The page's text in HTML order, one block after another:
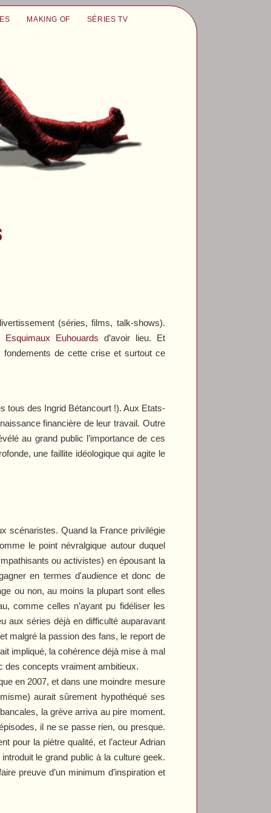
MAKING OF SÉRIES TV
(séries, films, talk-shows).
Euhouards d’avoir lieu. Et
de cette crise et surtout ce
tous des Ingrid Bétancourt !). Aux Etats-
financière de leur travail. Outre
au grand public l’importance de ces
une faillite idéologique qui agite le
scénaristes. Quand la France privilégie
le point névralgique autour duquel
ou activistes) en épousant la
en termes d'audience et donc de
ou non, au moins la plupart sont elles
comme celles n’ayant pu fidéliser les
aux séries déjà en difficulté auparavant
malgré la passion des fans, le report de
impliqué, la cohérence déjà mise à mal
des concepts vraiment ambitieux.
en 2007, et dans une moindre mesure
aurait sûrement hypothéqué ses
la grève arriva au pire moment.
il ne se passe rien, ou presque.
pour la piètre qualité, et l’acteur Adrian
introduit le grand public à la culture geek.
preuve d’un minimum d’inspiration et